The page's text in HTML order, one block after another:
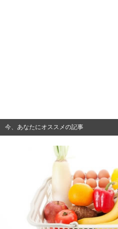
今、あなたにオススメの記事